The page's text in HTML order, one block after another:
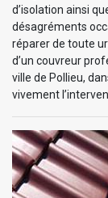
d’isolation ainsi
désagréments
réparer de toute
d’un couvreur
ville de Pollieu,
vivement